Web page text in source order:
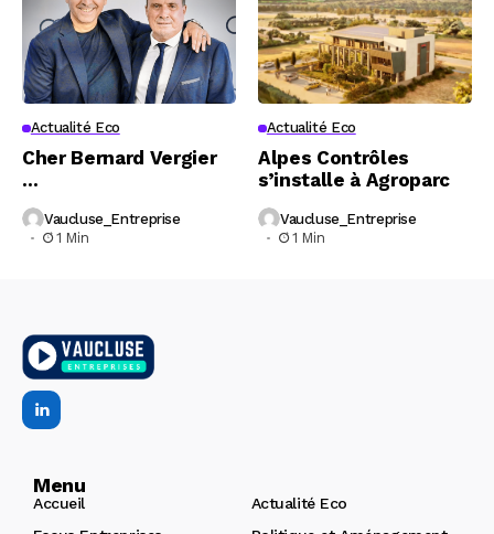
Actualité Eco
Cher Bernard Vergier
…
Vaucluse_Entreprise
1 Min
Actualité Eco
Alpes Contrôles
s’installe à Agroparc
Vaucluse_Entreprise
1 Min
Menu
Accueil
Actualité Eco